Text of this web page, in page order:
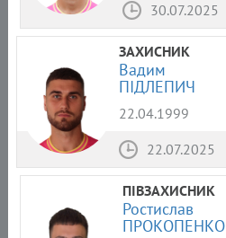
30.07.2025
ЗАХИСНИК
Вадим
ПІДЛЕПИЧ
22.04.1999
22.07.2025
ПІВЗАХИСНИК
Ростислав
ПРОКОПЕНКО